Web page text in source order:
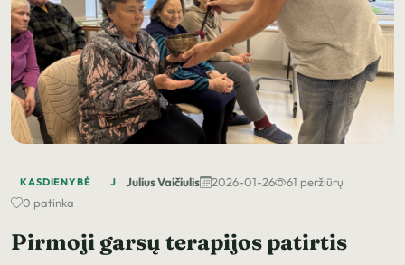
KASDIENYBĖ J Julius Vaičiulis 2026-01-26
61 peržiūrų
0 patinka
Pirmoji garsų terapijos patirtis